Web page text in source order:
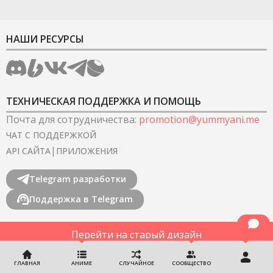
ГЛАВНАЯ АНИМЕ СЛУЧАЙНОЕ СООБЩЕСТВО
НАШИ РЕСУРСЫ
ТЕХНИЧЕСКАЯ ПОДДЕРЖКА И ПОМОЩЬ
Почта для сотрудничества: promotion@yummyani.me
ЧАТ С ПОДДЕРЖКОЙ
API САЙТА| ПРИЛОЖЕНИЯ
Telegram разработки
Поддержка в Telegram
Перейти на старый дизайн
©2022-2026YummyAnime.Все права защищены